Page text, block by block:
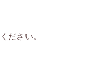
ださい。